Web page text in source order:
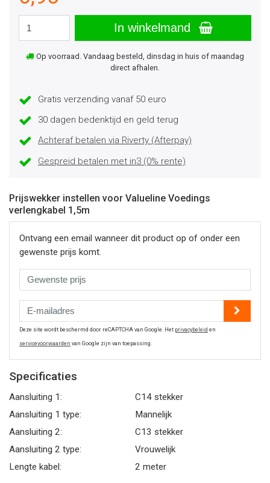
In winkelmand
Op voorraad. Vandaag besteld, dinsdag in huis of maandag
direct afhalen.
Gratis verzending vanaf 50 euro
30 dagen bedenktijd en geld terug
Achteraf betalen via Riverty (Afterpay)
Gespreid betalen met in3 (0% rente)
Prijswekker instellen voor Valueline Voedings
verlengkabel 1,5m
Ontvang een email wanneer dit product op of onder een
gewenste prijs komt.
Deze site wordt beschermd door reCAPTCHA van Google. Het privacybeleid en
servicevoorwaarden van Google zijn van toepassing.
Specificaties
Aansluiting 1:
C14 stekker
Aansluiting 1 type:
Mannelijk
Aansluiting 2:
C13 stekker
Aansluiting 2 type:
Vrouwelijk
Lengte kabel:
2 meter